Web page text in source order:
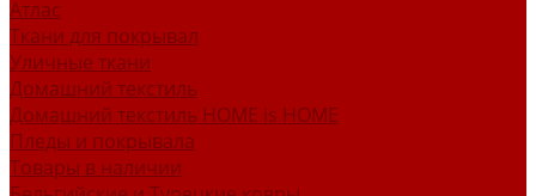
Атлас
Ткани для покрывал
Уличные ткани
Домашний текстиль
Домашний текстиль HOME is HOME
Пледы и покрывала
Товары в наличии